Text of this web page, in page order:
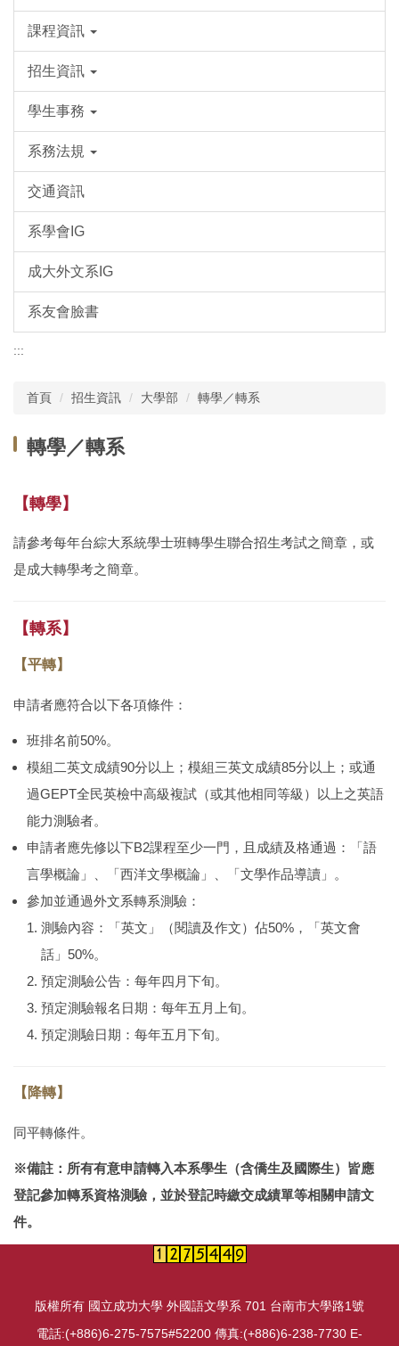
課程資訊
招生資訊
學生事務
系務法規
交通資訊
系學會IG
成大外文系IG
系友會臉書
:::
首頁 招生資訊 大學部 轉學／轉系
轉學／轉系
【轉學】
請參考每年台綜大系統學士班轉學生聯合招生考試之簡章，或
是成大轉學考之簡章。
【轉系】
【平轉】
申請者應符合以下各項條件：
班排名前50%。
模組二英文成績90分以上；模組三英文成績85分以上；或通
過GEPT全民英檢中高級複試（或其他相同等級）以上之英語
能力測驗者。
申請者應先修以下B2課程至少一門，且成績及格通過：「語
言學概論」、「西洋文學概論」、「文學作品導讀」。
參加並通過外文系轉系測驗：
測驗內容：「英文」（閱讀及作文）佔50%，「英文會
話」50%。
預定測驗公告：每年四月下旬。
預定測驗報名日期：每年五月上旬。
預定測驗日期：每年五月下旬。
【降轉】
同平轉條件。
※備註：所有有意申請轉入本系學生（含僑生及國際生）皆應
登記參加轉系資格測驗，並於登記時繳交成績單等相關申請文
件。
版權所有 國立成功大學 外國語文學系 701 台南市大學路1號
電話:(+886)6-275-7575#52200 傳真:(+886)6-238-7730 E-